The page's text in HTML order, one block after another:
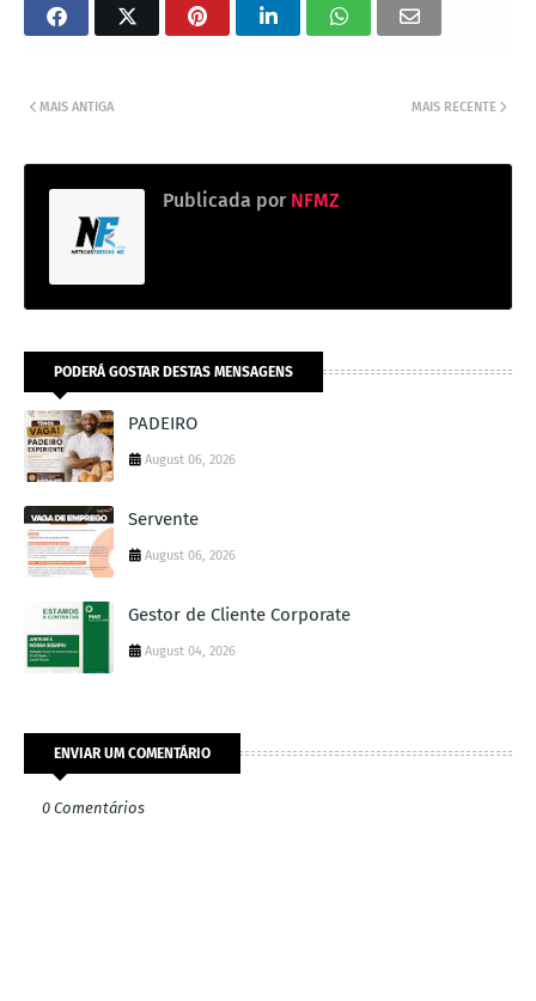
MAIS RECENTE
MAIS ANTIGA
Publicada por NFMZ
PODERÁ GOSTAR DESTAS MENSAGENS
PADEIRO
August 06, 2026
Servente
August 06, 2026
Gestor de Cliente Corporate
August 04, 2026
ENVIAR UM COMENTÁRIO
0 Comentários